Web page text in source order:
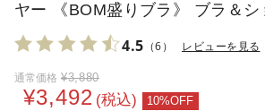
ヤー 《BOM盛りブラ》 ブラ＆シ
4.5 （6） レビューを見る
通常価格 ¥3,880
¥3,492 税込